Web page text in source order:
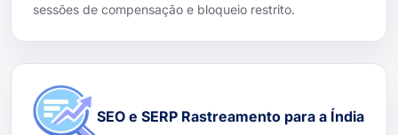
sessões de compensação e bloqueio restrito.
SEO e SERP Rastreamento para a Índia